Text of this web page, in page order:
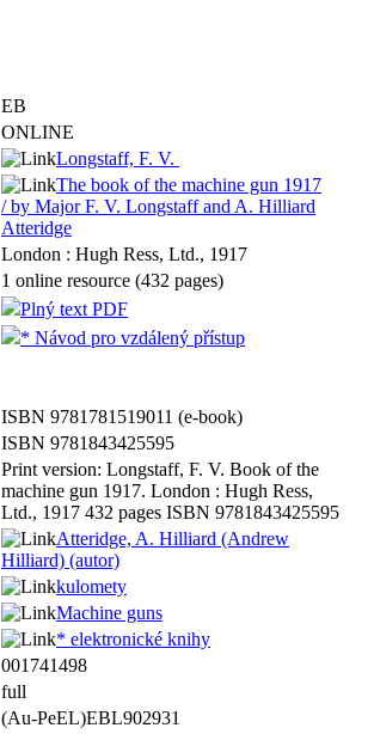
EB
ONLINE
Longstaff, F. V.
The book of the machine gun 1917
/ by Major F. V. Longstaff and A. Hilliard
Atteridge
London : Hugh Ress, Ltd., 1917
1 online resource (432 pages)
Plný text PDF
* Návod pro vzdálený přístup
ISBN 9781781519011 (e-book)
ISBN 9781843425595
Print version: Longstaff, F. V. Book of the
machine gun 1917. London : Hugh Ress,
Ltd., 1917 432 pages ISBN 9781843425595
Atteridge, A. Hilliard (Andrew
Hilliard) (autor)
kulomety
Machine guns
* elektronické knihy
001741498
full
(Au-PeEL)EBL902931